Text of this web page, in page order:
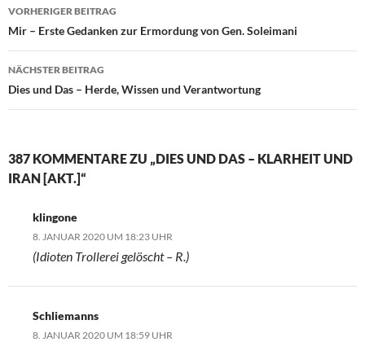
Beitragsnavigation
VORHERIGER BEITRAG
Mir – Erste Gedanken zur Ermordung von Gen. Soleimani
NÄCHSTER BEITRAG
Dies und Das – Herde, Wissen und Verantwortung
387 KOMMENTARE ZU „DIES UND DAS – KLARHEIT UND
IRAN [AKT.]“
klingone
8. JANUAR 2020 UM 18:23 UHR
(Idioten Trollerei gelöscht – R.)
Schliemanns
8. JANUAR 2020 UM 18:59 UHR